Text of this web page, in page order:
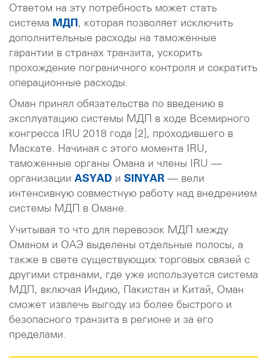
Ответом на эту потребность может стать
система МДП, которая позволяет исключить
дополнительные расходы на таможенные
гарантии в странах транзита, ускорить
прохождение пограничного контроля и сократить
операционные расходы.
Оман принял обязательства по введению в
эксплуатацию системы МДП в ходе Всемирного
конгресса IRU 2018 года [2], проходившего в
Маскате. Начиная с этого момента IRU,
таможенные органы Омана и члены IRU —
организации ASYAD и SINYAR — вели
интенсивную совместную работу над внедрением
системы МДП в Омане.
Учитывая то что для перевозок МДП между
Оманом и ОАЭ выделены отдельные полосы, а
также в свете существующих торговых связей с
другими странами, где уже используется система
МДП, включая Индию, Пакистан и Китай, Оман
сможет извлечь выгоду из более быстрого и
безопасного транзита в регионе и за его
пределами.